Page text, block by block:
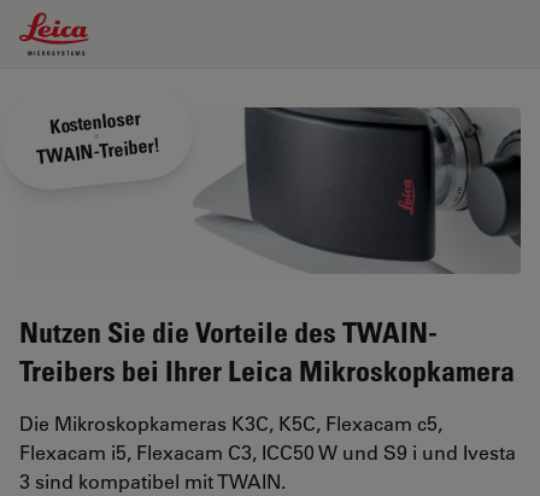
Leica Microsystems Logo
Kostenloser
TWAIN-Treiber!
Nutzen Sie die Vorteile des TWAIN-
Treibers bei Ihrer Leica Mikroskopkamera
Die Mikroskopkameras K3C, K5C, Flexacam c5,
Flexacam i5, Flexacam C3, ICC50 W und S9 i und Ivesta
3 sind kompatibel mit TWAIN.